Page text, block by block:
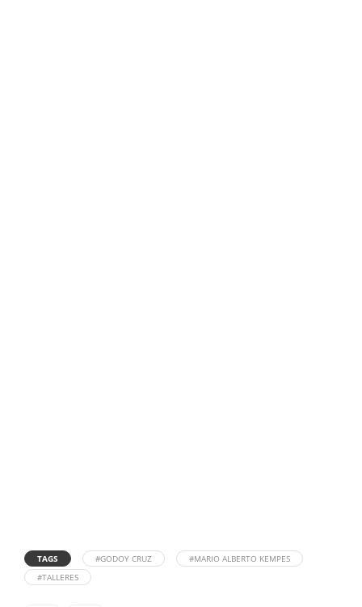
TAGS #GODOY CRUZ
#MARIO ALBERTO KEMPES
#TALLERES